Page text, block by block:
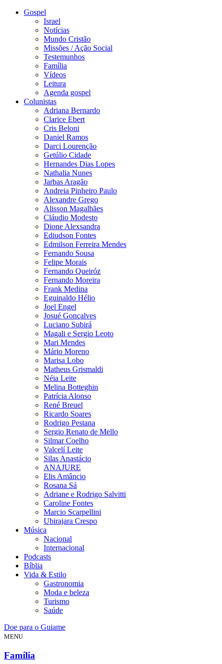
Gospel
Israel
Notícias
Mundo Cristão
Missões / Ação Social
Testemunhos
Família
Vídeos
Leitura
Agenda gospel
Colunistas
Adriana Bernardo
Clarice Ebert
Cris Beloni
Daniel Ramos
Darci Lourenção
Getúlio Cidade
Hernandes Dias Lopes
Nathalia Nunes
Jarbas Aragão
Andreia Pinheiro Paulo
Alexandre Grego
Alisson Magalhães
Cláudio Modesto
Dione Alexsandra
Ediudson Fontes
Edmilson Ferreira Mendes
Fernando Sousa
Felipe Morais
Fernando Queiróz
Fernando Moreira
Frank Medina
Eguinaldo Hélio
Joel Engel
Josué Gonçalves
Luciano Subirá
Magali e Sergio Leoto
Mari Mendes
Mário Moreno
Marisa Lobo
Matheus Grismaldi
Néia Leite
Melina Botteghin
Patrícia Alonso
René Breuel
Ricardo Soares
Rodrigo Pestana
Sergio Renato de Mello
Silmar Coelho
Valcelí Leite
Silas Anastácio
ANAJURE
Elis Amâncio
Rosana Sá
Adriane e Rodrigo Salvitti
Caroline Fontes
Marcio Scarpellini
Ubirajara Crespo
Música
Nacional
Internacional
Podcasts
Bíblia
Vida & Estilo
Gastronomia
Moda e beleza
Turismo
Saúde
Doe para o Guiame
MENU
Família